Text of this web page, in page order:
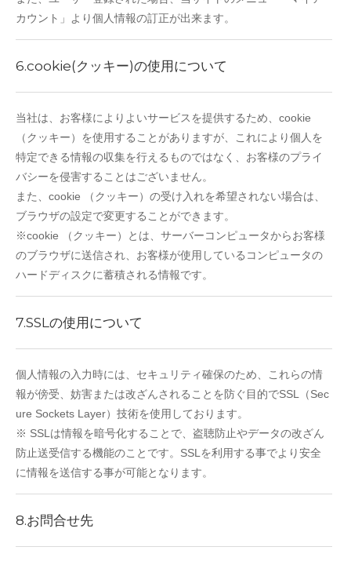
カウント」より個人情報の訂正が出来ます。
6.cookie(クッキー)の使用について
当社は、お客様によりよいサービスを提供するため、cookie
（クッキー）を使用することがありますが、これにより個人を
特定できる情報の収集を行えるものではなく、お客様のプライ
バシーを侵害することはございません。
また、cookie （クッキー）の受け入れを希望されない場合は、
ブラウザの設定で変更することができます。
※cookie （クッキー）とは、サーバーコンピュータからお客様
のブラウザに送信され、お客様が使用しているコンピュータの
ハードディスクに蓄積される情報です。
7.SSLの使用について
個人情報の入力時には、セキュリティ確保のため、これらの情
報が傍受、妨害または改ざんされることを防ぐ目的でSSL（Sec
ure Sockets Layer）技術を使用しております。
※ SSLは情報を暗号化することで、盗聴防止やデータの改ざん
防止送受信する機能のことです。SSLを利用する事でより安全
に情報を送信する事が可能となります。
8.お問合せ先